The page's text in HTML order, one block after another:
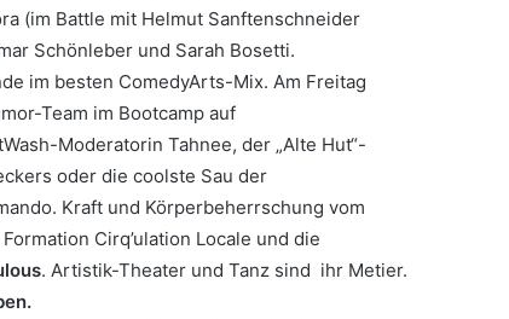
(im Battle mit Helmut Sanftenschneider
Schönleber und Sarah Bosetti.
im besten ComedyArts-Mix. Am Freitag
Team im Bootcamp auf
Moderatorin Tahnee, der „Alte Hut“-
oder die coolste Sau der
Kraft und Körperbeherrschung vom
Cirq’ulation Locale und die
. Artistik-Theater und Tanz sind ihr Metier.